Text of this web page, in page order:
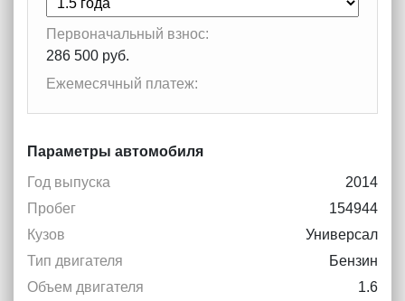
Первоначальный взнос:
286 500 руб.
Ежемесячный платеж:
Параметры автомобиля
Год выпуска
2014
Пробег
154944
Кузов
Универсал
Тип двигателя
Бензин
Объем двигателя
1.6